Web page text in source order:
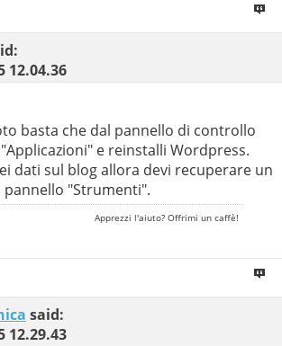
12.04.36
basta che dal pannello di controllo
e reinstalli Wordpress.
dati sul blog allora devi recuperare un
pannello "Strumenti".
Apprezzi l'aiuto? Offrimi un caffè!
said:
12.29.43